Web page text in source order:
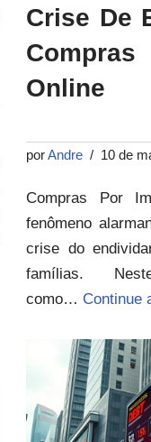
Crise De
Online
porAndre 10 de
Compras Por
fenômeno
crise do
famílias.
como… Continue